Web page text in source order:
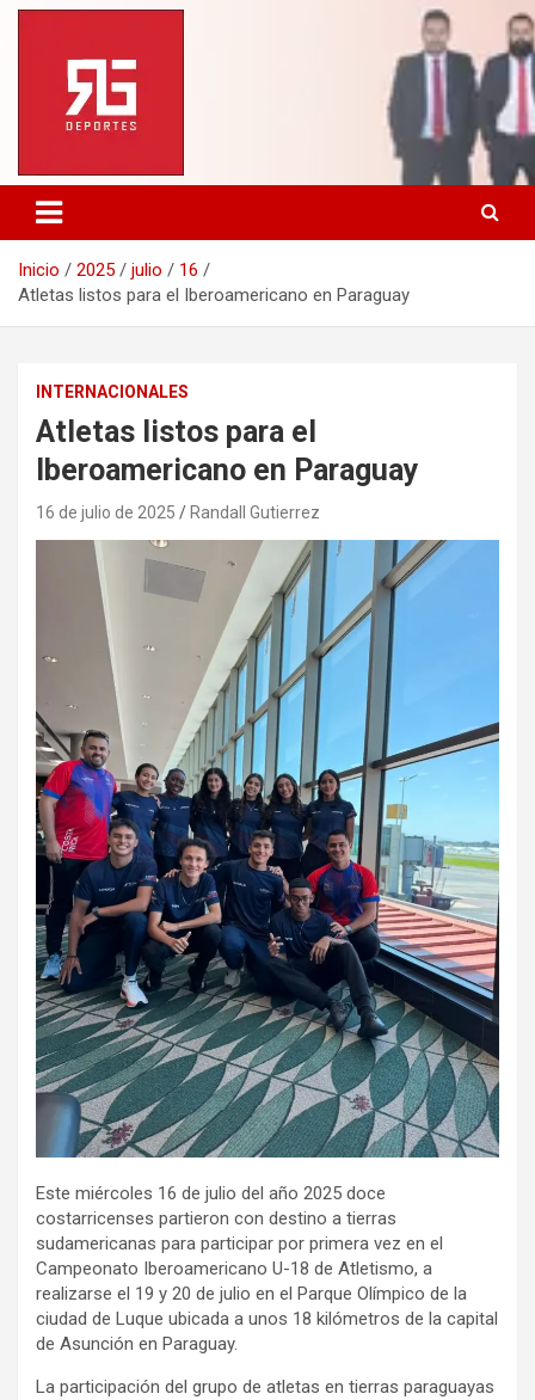
Saltar
contenido
Inicio 2025 julio
16
Atletas listos para el Iberoamericano en Paraguay
INTERNACIONALES
Atletas listos para el
Iberoamericano en Paraguay
16 de julio de 2025 Randall Gutierrez
Este miércoles 16 de julio del año 2025 doce
costarricenses partieron con destino a tierras
sudamericanas para participar por primera vez en el
Campeonato Iberoamericano U-18 de Atletismo, a
realizarse el 19 y 20 de julio en el Parque Olímpico de la
ciudad de Luque ubicada a unos 18 kilómetros de la capital
de Asunción en Paraguay.
La participación del grupo de atletas en tierras paraguayas